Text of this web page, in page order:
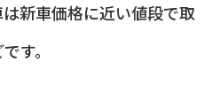
新車価格に近い値段で取
す。